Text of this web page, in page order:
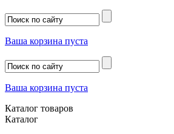
Ваша корзина пуста
Ваша корзина пуста
Каталог товаров
Каталог